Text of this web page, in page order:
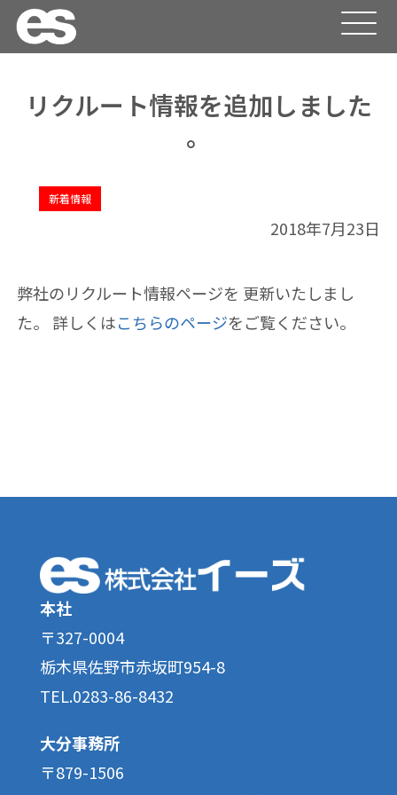
リクルート情報を追加しました
。
新着情報
2018年7月23日
弊社のリクルート情報ページを 更新いたしまし
た。 詳しくはこちらのページをご覧ください。
本社
〒327-0004
栃木県佐野市赤坂町954-8
TEL.0283-86-8432
大分事務所
〒879-1506